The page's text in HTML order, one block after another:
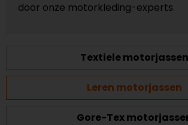
door onze motorkleding-experts.
Textiele motorjassen
Leren motorjassen
Gore-Tex